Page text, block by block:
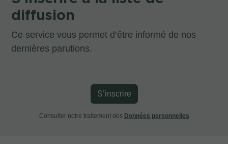
diffusion
Ce service vous permet d’être informé de nos
dernières parutions.
S’inscrire
Consulter notre traitement des Données personnelles